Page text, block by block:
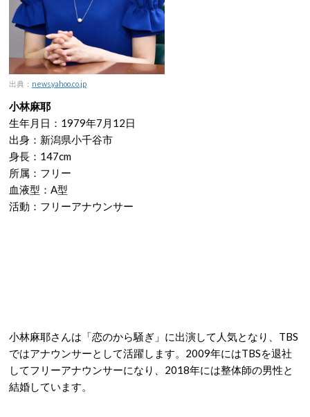
出典： news.yahoo.co.jp
小林麻耶
生年月日：1979年7月12日
出身：新潟県小千谷市
身長：147cm
所属：フリー
血液型：A型
活動：フリーアナウンサー
小林麻耶さんは「恋のから騒ぎ」に出演して人気となり、TBS
ではアナウンサーとして活躍します。2009年にはTBSを退社
してフリーアナウンサーになり、2018年には整体師の男性と
結婚しています。